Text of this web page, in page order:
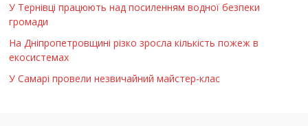
У Тернівці працюють над посиленням водної безпеки
громади
На Дніпропетровщині різко зросла кількість пожеж в
екосистемах
У Самарі провели незвичайний майстер-клас